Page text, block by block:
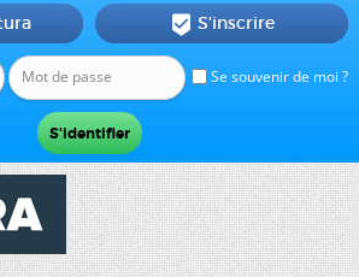
Se souvenir de moi ?
 S'inscrire